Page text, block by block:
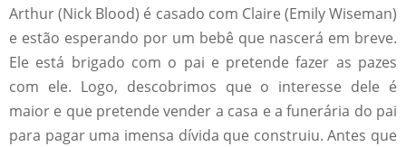
Arthur (Nick Blood) é casado com Claire (Emily Wiseman)
e estão esperando por um bebê que nascerá em breve.
Ele está brigado com o pai e pretende fazer as pazes
com ele. Logo, descobrimos que o interesse dele é
maior e que pretende vender a casa e a funerária do pai
para pagar uma imensa dívida que construiu. Antes que